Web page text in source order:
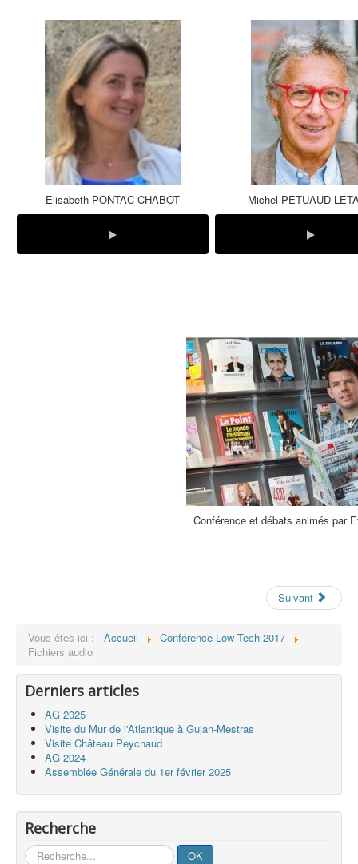
Elisabeth PONTAC-CHABOT Michel PETUAUD-
Conférence et débats animés par
Suivant
Vous êtes ici : Accueil
Conférence Low Tech 2017
Fichiers audio
Derniers articles
AG 2025
Visite du Mur de l'Atlantique à Gujan-Mestras
Visite Château Peychaud
AG 2024
Assemblée Générale du 1er février 2025
Recherche
Rechercher OK